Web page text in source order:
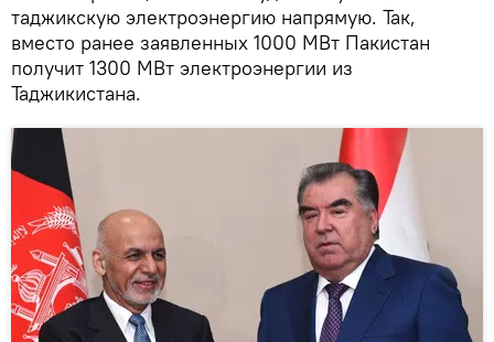
таджикскую электроэнергию напрямую. Так,
вместо ранее заявленных 1000 МВт Пакистан
получит 1300 МВт электроэнергии из
Таджикистана.